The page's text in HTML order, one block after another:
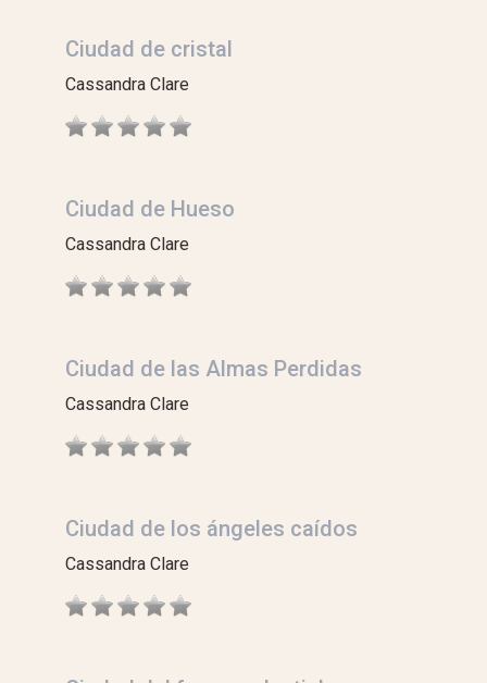
Ciudad de cristal
Cassandra Clare
Ciudad de Hueso
Cassandra Clare
Ciudad de las Almas Perdidas
Cassandra Clare
Ciudad de los ángeles caídos
Cassandra Clare